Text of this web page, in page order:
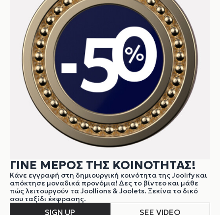
ΓΙΝΕ ΜΕΡΟΣ ΤΗΣ ΚΟΙΝΟΤΗΤΑΣ!
Κάνε εγγραφή στη δημιουργική κοινότητα της Joolify και
απόκτησε μοναδικά προνόμια! Δες το βίντεο και μάθε
πώς λειτουργούν τα Joollions & Joolets. Ξεκίνα το δικό
σου ταξίδι έκφρασης.
SIGN UP SEE VIDEO